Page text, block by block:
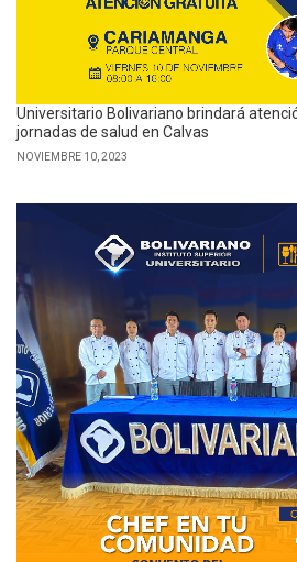
Universitario Bolivariano brindará
jornadas de salud en Calvas
NOVIEMBRE 10, 2023